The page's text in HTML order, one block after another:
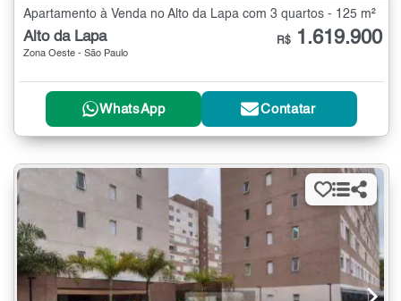
Apartamento à Venda no Alto da Lapa com 3 quartos - 125 m²
Alto da Lapa
Zona Oeste - São Paulo
R$ 1.619.900
WhatsApp Contatar